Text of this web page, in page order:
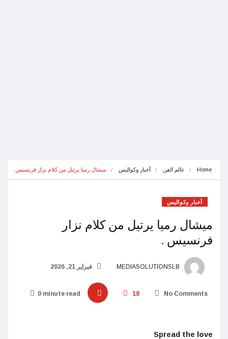
Home عالم الفن أخبار وكواليس ميشال رميا يرتيل من كلام نزار فرنسيس .
أخبار وكواليس
ميشال رميا يرتيل من كلام نزار
فرنسيس .
فبراير 21, 2026
No Comments
18
0 minute read
Spread the love